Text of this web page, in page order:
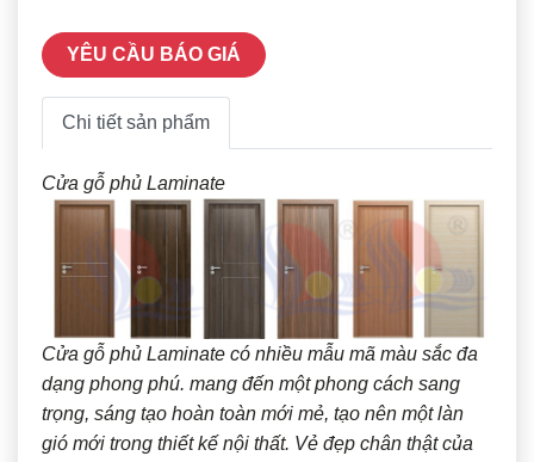
YÊU CẦU BÁO GIÁ
Chi tiết sản phẩm
Cửa gỗ phủ Laminate
Cửa gỗ phủ Laminate có nhiều mẫu mã màu sắc đa
dạng phong phú. mang đến một phong cách sang
trọng, sáng tạo hoàn toàn mới mẻ, tạo nên một làn
gió mới trong thiết kế nội thất. Vẻ đẹp chân thật của